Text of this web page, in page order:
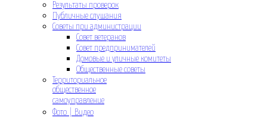
Результаты проверок
Публичные слушания
Советы при администрации
Совет ветеранов
Совет предпринимателей
Домовые и уличные комитеты
Общественные советы
Территориальное
общественное
самоуправление
Фото | Видео